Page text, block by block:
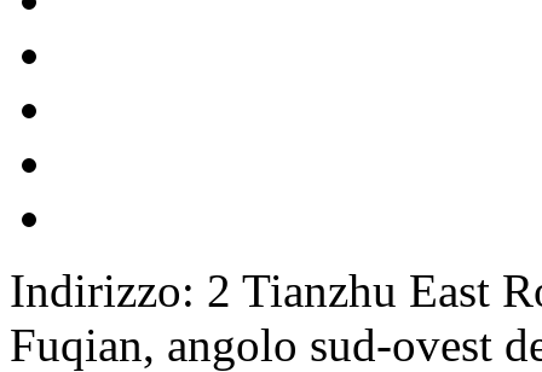
Indirizzo: 2 Tianzhu East
Fuqian, angolo sud-ovest